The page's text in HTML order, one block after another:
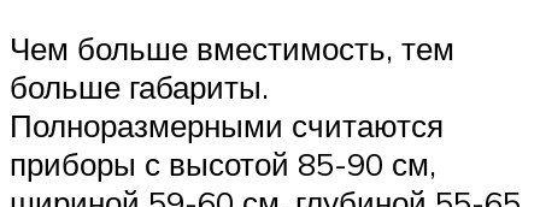
Чем больше вместимость, тем
больше габариты.
Полноразмерными считаются
приборы с высотой 85-90 см,